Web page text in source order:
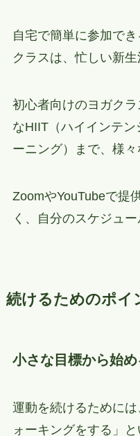
自宅で簡単に参加で
クラスは、忙しい新生
初心者向けのヨガク
なHIIT（ハイインテ
ーニング）まで、様々
ZoomやYouTubeで提
く、自分のスケジュ
続けるためのポイ
小さな目標から始め
運動を続けるために
ォーキングをする」